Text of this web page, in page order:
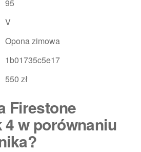
95
V
Opona zimowa
1b01735c5e17
550 zł
Firestone
w porównaniu